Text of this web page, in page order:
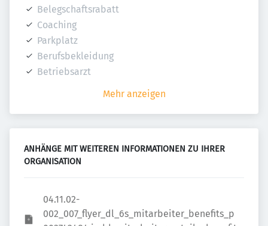
Belegschaftsrabatt
Coaching
Parkplatz
Berufsbekleidung
Betriebsarzt
Mehr anzeigen
ANHÄNGE MIT WEITEREN INFORMATIONEN ZU IHRER
ORGANISATION
04.11.02-
002_007_flyer_dl_6s_mitarbeiter_benefits_p